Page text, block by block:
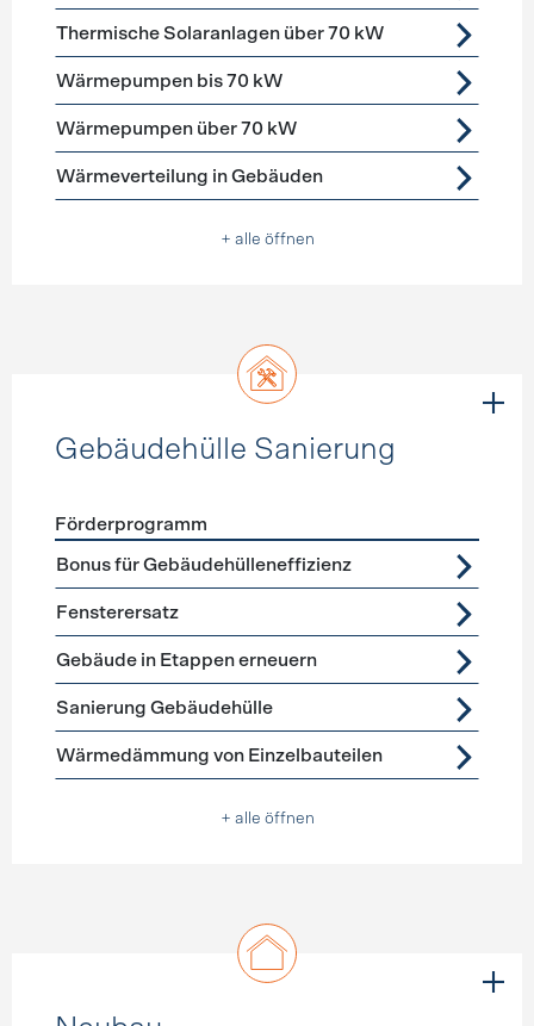
Thermische Solaranlagen über 70 kW
Wärmepumpen bis 70 kW
Wärmepumpen über 70 kW
Wärmeverteilung in Gebäuden
+ alle öffnen
Gebäudehülle Sanierung
Förderprogramme Gebäudehülle Sanierung
Förderprogramm
Bonus für Gebäudehülleneffizienz
Fensterersatz
Gebäude in Etappen erneuern
Sanierung Gebäudehülle
Wärmedämmung von Einzelbauteilen
+ alle öffnen